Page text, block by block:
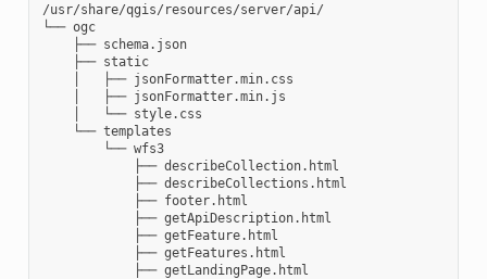
/usr/share/qgis/resources/server/api/
└──
ogc
├──
schema.json
├──
static
├──
├──
└──
└──
└──
wfs3
├──
├──
├──
├──
├──
├──
├──